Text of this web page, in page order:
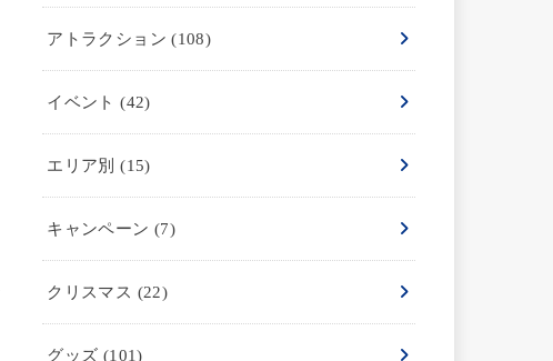
アトラクション(108)
イベント(42)
エリア別(15)
キャンペーン (7)
クリスマス (22)
グッズ (101)